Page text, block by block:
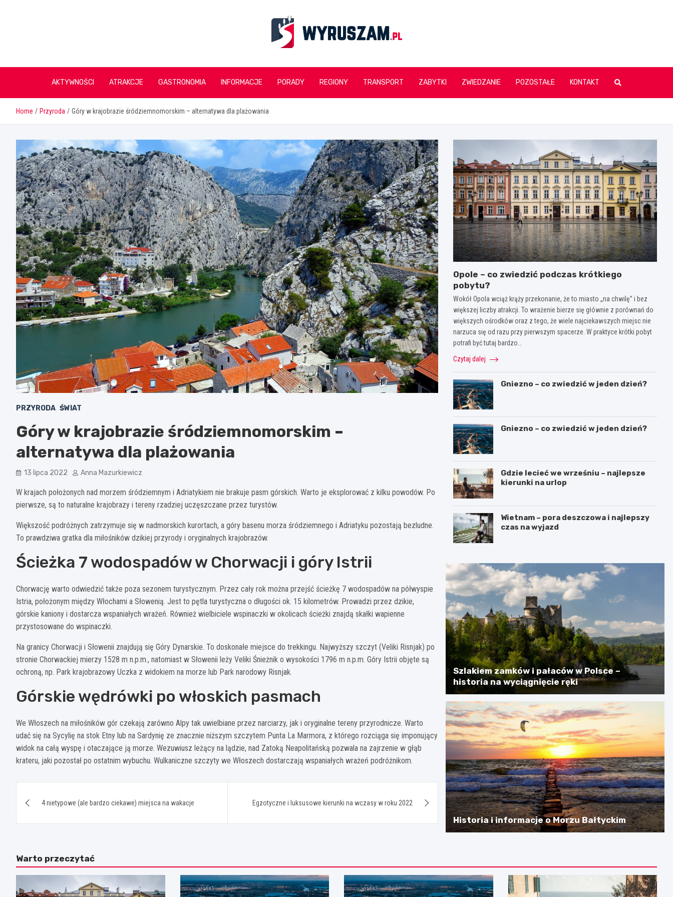
wyruszam.pl
AKTYWNOŚCI ATRAKCJE GASTRONOMIA INFORMACJE PORADY REGIONY TRANSPORT ZABYTKI ZWIEDZANIE POZOSTAŁE KONTAKT
Home Przyroda Góry w krajobrazie śródziemnomorskim – alternatywa dla plażowania
PRZYRODA ŚWIAT
Góry w krajobrazie śródziemnomorskim –
alternatywa dla plażowania
13 lipca 2022 Anna Mazurkiewicz
W krajach położonych nad morzem śródziemnym i Adriatykiem nie brakuje pasm górskich. Warto je eksplorować z kilku powodów. Po
pierwsze, są to naturalne krajobrazy i tereny rzadziej uczęszczane przez turystów.
Większość podróżnych zatrzymuje się w nadmorskich kurortach, a góry basenu morza śródziemnego i Adriatyku pozostają bezludne.
To prawdziwa gratka dla miłośników dzikiej przyrody i oryginalnych krajobrazów.
Ścieżka 7 wodospadów w Chorwacji i góry Istrii
Chorwację warto odwiedzić także poza sezonem turystycznym. Przez cały rok można przejść ścieżkę 7 wodospadów na półwyspie
Istria, położonym między Włochami a Słowenią. Jest to pętla turystyczna o długości ok. 15 kilometrów. Prowadzi przez dzikie,
górskie kaniony i dostarcza wspaniałych wrażeń. Również wielbiciele wspinaczki w okolicach ścieżki znajdą skałki wapienne
przystosowane do wspinaczki.
Na granicy Chorwacji i Słowenii znajdują się Góry Dynarskie. To doskonałe miejsce do trekkingu. Najwyższy szczyt (Veliki Risnjak) po
stronie Chorwackiej mierzy 1528 m n.p.m., natomiast w Słowenii leży Veliki Śnieżnik o wysokości 1796 m n.p.m. Góry Istrii objęte są
ochroną, np. Park krajobrazowy Uczka z widokiem na morze lub Park narodowy Risnjak.
Górskie wędrówki po włoskich pasmach
We Włoszech na miłośników gór czekają zarówno Alpy tak uwielbiane przez narciarzy, jak i oryginalne tereny przyrodnicze. Warto
udać się na Sycylię na stok Etny lub na Sardynię ze znacznie niższym szczytem Punta La Marmora, z którego rozciąga się imponujący
widok na całą wyspę i otaczające ją morze. Wezuwiusz leżący na lądzie, nad Zatoką Neapolitańską pozwala na zajrzenie w głąb
krateru, jaki pozostał po ostatnim wybuchu. Wulkaniczne szczyty we Włoszech dostarczają wspaniałych wrażeń podróżnikom.
wpisu
4 nietypowe (ale bardzo ciekawe) miejsca na wakacje Egzotyczne i luksusowe kierunki na wczasy w roku 2022
Opole – co zwiedzić podczas krótkiego
pobytu?
Wokół Opola wciąż krąży przekonanie, że to miasto „na chwilę” i bez
większej liczby atrakcji. To wrażenie bierze się głównie z porównań do
większych ośrodków oraz z tego, że wiele najciekawszych miejsc nie
narzuca się od razu przy pierwszym spacerze. W praktyce krótki pobyt
potrafi być tutaj bardzo…
Czytaj dalej
Gniezno – co zwiedzić w jeden dzień?
Gniezno – co zwiedzić w jeden dzień?
Gdzie lecieć we wrześniu – najlepsze
kierunki na urlop
Wietnam – pora deszczowa i najlepszy
czas na wyjazd
Szlakiem zamków i pałaców w Polsce –
historia na wyciągnięcie ręki
Historia i informacje o Morzu Bałtyckim
Warto przeczytać